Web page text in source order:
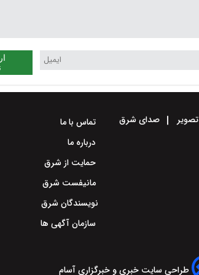
تصویر صدای شرق
تماس با ما
درباره ما
حمایت از شرق
مانیفست شرق
نویسندگان شرق
سازمان آگهی ها
طراحی سایت خبری و خبرگزاری آسام